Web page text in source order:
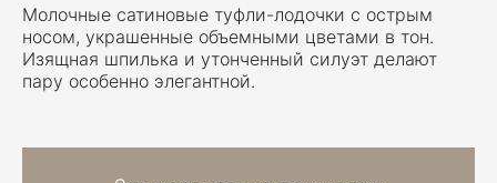
Молочные сатиновые туфли-лодочки с острым
носом, украшенные объемными цветами в тон.
Изящная шпилька и утонченный силуэт делают
пару особенно элегантной.